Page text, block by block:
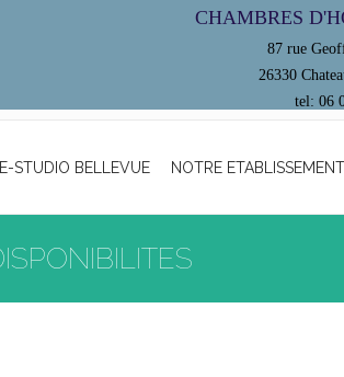
CHAMBRES
87 rue
26330
tel: 06
STUDIO BELLEVUE NOTRE ETABLISSEMENT